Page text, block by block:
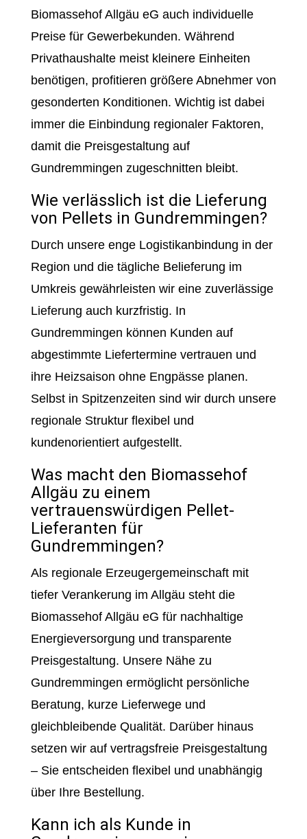
Biomassehof Allgäu eG auch individuelle
Preise für Gewerbekunden. Während
Privathaushalte meist kleinere Einheiten
benötigen, profitieren größere Abnehmer von
gesonderten Konditionen. Wichtig ist dabei
immer die Einbindung regionaler Faktoren,
damit die Preisgestaltung auf
Gundremmingen zugeschnitten bleibt.
Wie verlässlich ist die Lieferung
von Pellets in Gundremmingen?
Durch unsere enge Logistikanbindung in der
Region und die tägliche Belieferung im
Umkreis gewährleisten wir eine zuverlässige
Lieferung auch kurzfristig. In
Gundremmingen können Kunden auf
abgestimmte Liefertermine vertrauen und
ihre Heizsaison ohne Engpässe planen.
Selbst in Spitzenzeiten sind wir durch unsere
regionale Struktur flexibel und
kundenorientiert aufgestellt.
Was macht den Biomassehof
Allgäu zu einem
vertrauenswürdigen Pellet-
Lieferanten für
Gundremmingen?
Als regionale Erzeugergemeinschaft mit
tiefer Verankerung im Allgäu steht die
Biomassehof Allgäu eG für nachhaltige
Energieversorgung und transparente
Preisgestaltung. Unsere Nähe zu
Gundremmingen ermöglicht persönliche
Beratung, kurze Lieferwege und
gleichbleibende Qualität. Darüber hinaus
setzen wir auf vertragsfreie Preisgestaltung
– Sie entscheiden flexibel und unabhängig
über Ihre Bestellung.
Kann ich als Kunde in